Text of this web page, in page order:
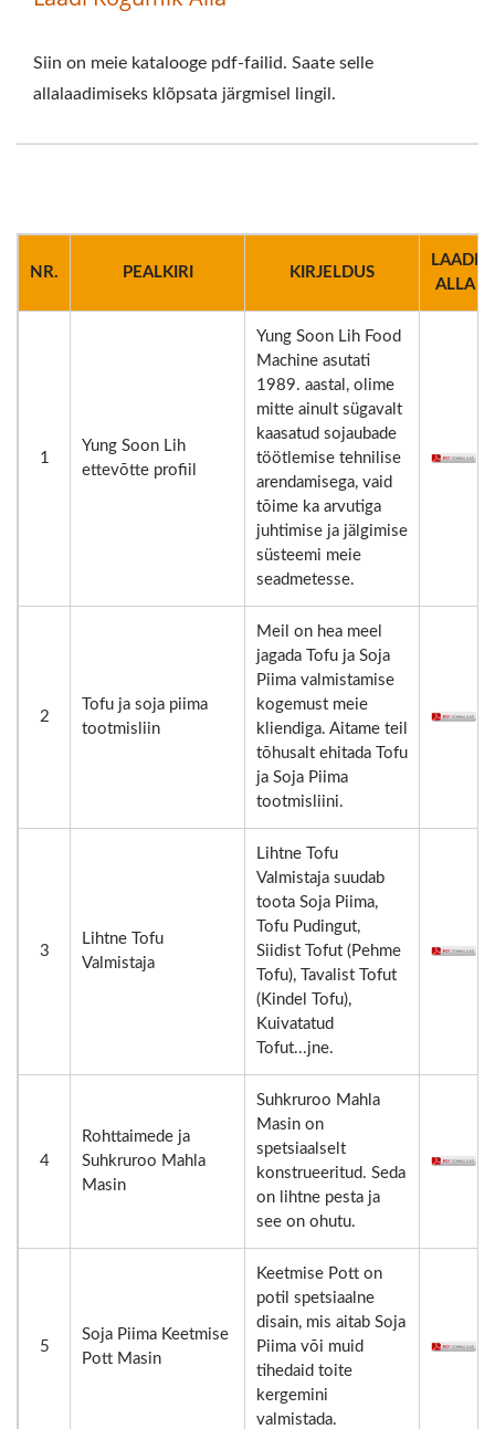
Siin on meie katalooge pdf-failid. Saate selle
allalaadimiseks klõpsata järgmisel lingil.
NR. PEALKIRI KIRJELDUS
LAADI
ALLA
1
Yung Soon Lih
ettevõtte profiil
Yung Soon Lih Food
Machine asutati
1989. aastal, olime
mitte ainult sügavalt
kaasatud sojaubade
töötlemise tehnilise
arendamisega, vaid
tõime ka arvutiga
juhtimise ja jälgimise
süsteemi meie
seadmetesse.
2
Tofu ja soja piima
tootmisliin
Meil on hea meel
jagada Tofu ja Soja
Piima valmistamise
kogemust meie
kliendiga. Aitame teil
tõhusalt ehitada Tofu
ja Soja Piima
tootmisliini.
3
Lihtne Tofu
Valmistaja
Lihtne Tofu
Valmistaja suudab
toota Soja Piima,
Tofu Pudingut,
Siidist Tofut (Pehme
Tofu), Tavalist Tofut
(Kindel Tofu),
Kuivatatud
Tofut...jne.
4
Rohttaimede ja
Suhkruroo Mahla
Masin
Suhkruroo Mahla
Masin on
spetsiaalselt
konstrueeritud. Seda
on lihtne pesta ja
see on ohutu.
5
Soja Piima Keetmise
Pott Masin
Keetmise Pott on
potil spetsiaalne
disain, mis aitab Soja
Piima või muid
tihedaid toite
kergemini
valmistada.